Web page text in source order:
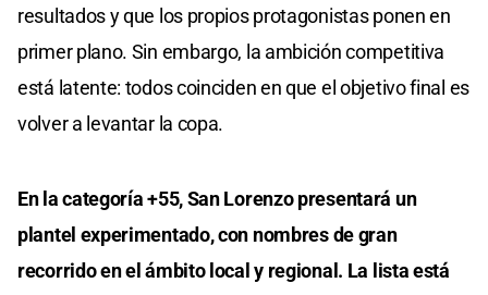
resultados y que los propios protagonistas ponen en
primer plano. Sin embargo, la ambición competitiva
está latente: todos coinciden en que el objetivo final es
volver a levantar la copa.
En la categoría +55, San Lorenzo presentará un
plantel experimentado, con nombres de gran
recorrido en el ámbito local y regional. La lista está